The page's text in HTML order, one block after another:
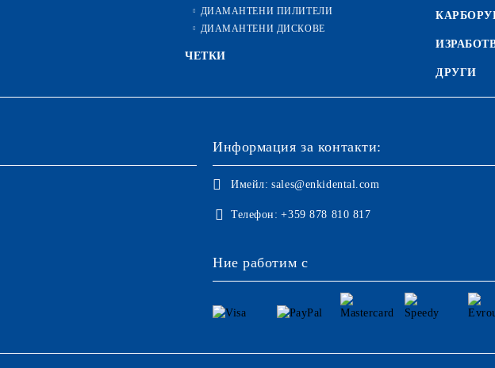
ДИАМАНТЕНИ ПИЛИТЕЛИ
ДИАМАНТЕНИ ДИСКОВЕ
ЧЕТКИ
ДРУГИ
Информация за контакти:
Имейл: sales@enkidental.com
Телефон: +359 878 810 817
Ние работим с